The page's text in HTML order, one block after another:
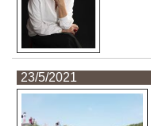
23/5/2021